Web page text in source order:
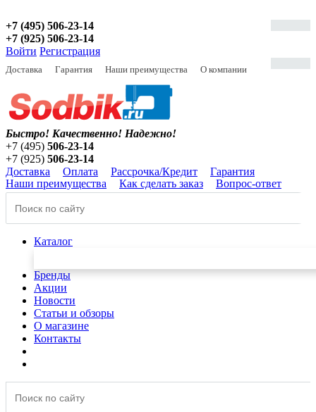
+7 (495) 506-23-14
+7 (925) 506-23-14
Войти Регистрация
Доставка Гарантия Наши преимущества О компании
Быстро! Качественно! Надежно!
+7 (495) 506-23-14
+7 (925) 506-23-14
Доставка
Оплата Рассрочка/Кредит
Гарантия
Наши преимущества
Как сделать заказ Вопрос-ответ
Каталог
Бренды
Акции
Новости
Статьи и обзоры
О магазине
Контакты